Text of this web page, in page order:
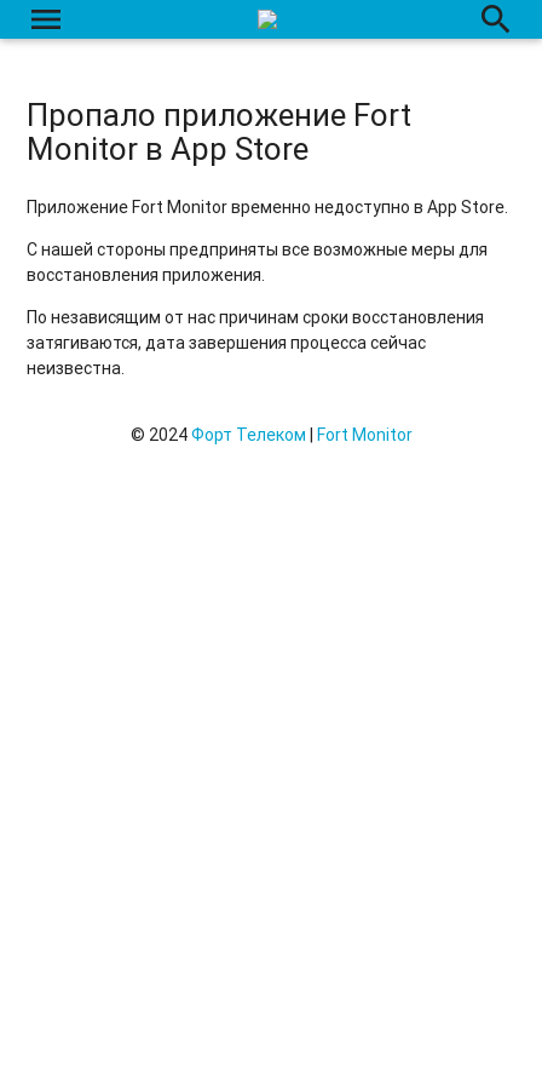
menu search
Пропало приложение Fort
Monitor в App Store
Приложение Fort Monitor временно недоступно в App Store.
С нашей стороны предприняты все возможные меры для
восстановления приложения.
По независящим от нас причинам сроки восстановления
затягиваются, дата завершения процесса сейчас
неизвестна.
© 2024Форт Телеком | Fort Monitor